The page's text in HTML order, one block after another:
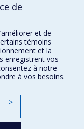
de
et de
témoins
et la
enregistrent vos
à notre
à vos besoins.
>